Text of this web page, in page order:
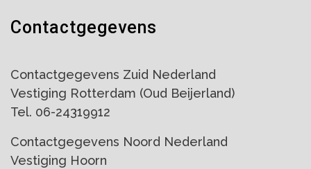
Contactgegevens
Contactgegevens Zuid Nederland
Vestiging Rotterdam (Oud Beijerland)
Tel. 06-24319912
Contactgegevens Noord Nederland
Vestiging Hoorn